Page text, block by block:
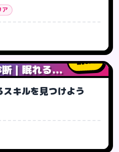
ア
｜眠れる...
0人
キルを見つけよう